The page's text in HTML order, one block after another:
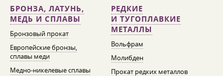
БРОНЗА, ЛАТУНЬ,
МЕДЬ И СПЛАВЫ
Бронзовый прокат
Европейские бронзы,
сплавы меди
Медно-никелевые сплавы
РЕДКИЕ
И ТУГОПЛАВКИЕ
МЕТАЛЛЫ
Вольфрам
Молибден
Прокат редких металлов